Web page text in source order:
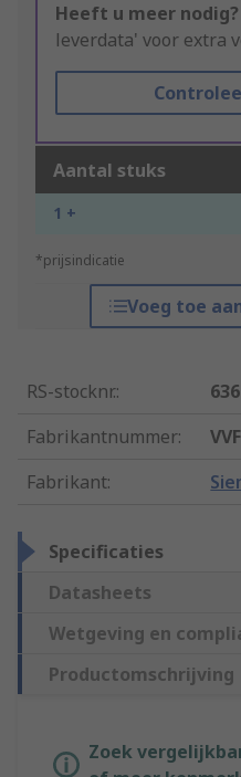
Heeft u meer nodig?
leverdata' voor extra
Aantal stuks
1 +
*prijsindicatie
Voeg toe
RS-stocknr.:
Fabrikantnummer:
Fabrikant:
Specificaties
Datasheets
Wetgeving en
Productomschrijving
Zoek